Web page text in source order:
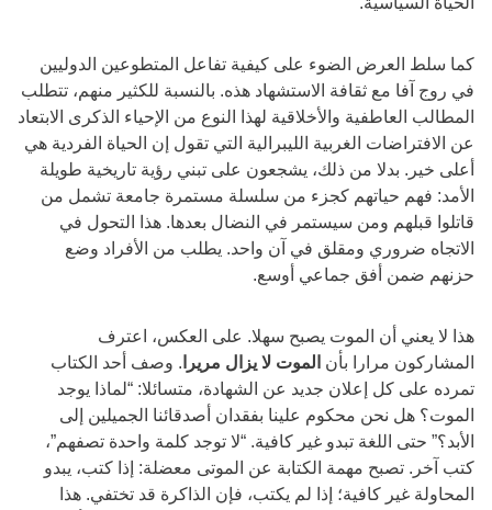
كما سلط العرض الضوء على كيفية تفاعل المتطوعين الدوليين
في روج آفا مع ثقافة الاستشهاد هذه. بالنسبة للكثير منهم، تتطلب
المطالب العاطفية والأخلاقية لهذا النوع من الإحياء الذكرى الابتعاد
عن الافتراضات الغربية الليبرالية التي تقول إن الحياة الفردية هي
أعلى خير. بدلا من ذلك، يشجعون على تبني رؤية تاريخية طويلة
الأمد: فهم حياتهم كجزء من سلسلة مستمرة جامعة تشمل من
قاتلوا قبلهم ومن سيستمر في النضال بعدها. هذا التحول في
الاتجاه ضروري ومقلق في آن واحد. يطلب من الأفراد وضع
حزنهم ضمن أفق جماعي أوسع.
هذا لا يعني أن الموت يصبح سهلا. على العكس، اعترف
المشاركون مرارا بأن الموت لا يزال مريرا . وصف أحد الكتاب
تمرده على كل إعلان جديد عن الشهادة، متسائلا: “لماذا يوجد
الموت؟ هل نحن محكوم علينا بفقدان أصدقائنا الجميلين إلى
الأبد؟” حتى اللغة تبدو غير كافية. “لا توجد كلمة واحدة تصفهم”،
كتب آخر. تصبح مهمة الكتابة عن الموتى معضلة: إذا كتب، يبدو
المحاولة غير كافية؛ إذا لم يكتب، فإن الذاكرة قد تختفي. هذا